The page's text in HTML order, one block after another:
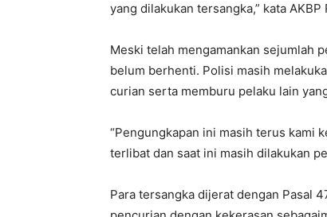
yang dilakukan tersangka,” kata AKBP
Meski telah mengamankan sejumlah
belum berhenti. Polisi masih
curian serta memburu pelaku lain
“Pengungkapan ini masih terus kami
terlibat dan saat ini masih dilakukan
Para tersangka dijerat dengan Pasal